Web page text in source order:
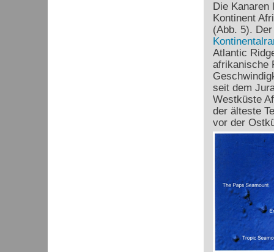
Die
Kontinent
(Abb. 5).
Atlantic
afrikanische
seit dem
Westküste
der älteste
vor der